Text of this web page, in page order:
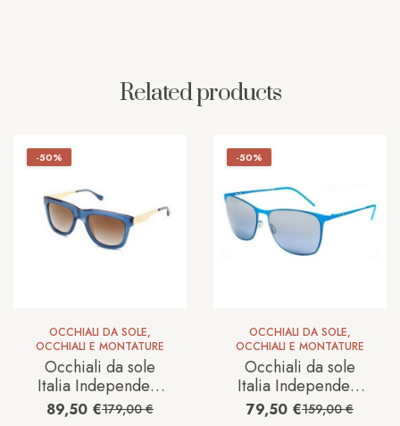
Related products
-50%
OCCHIALI DA SOLE,
OCCHIALI E MONTATURE
Occhiali da sole
Italia Independent
Uomo 0803
179,00€
89,50 €
-50%
OCCHIALI DA SOLE,
OCCHIALI E MONTATURE
Occhiali da sole
Italia Independent
0213027
159,00€
79,50 €